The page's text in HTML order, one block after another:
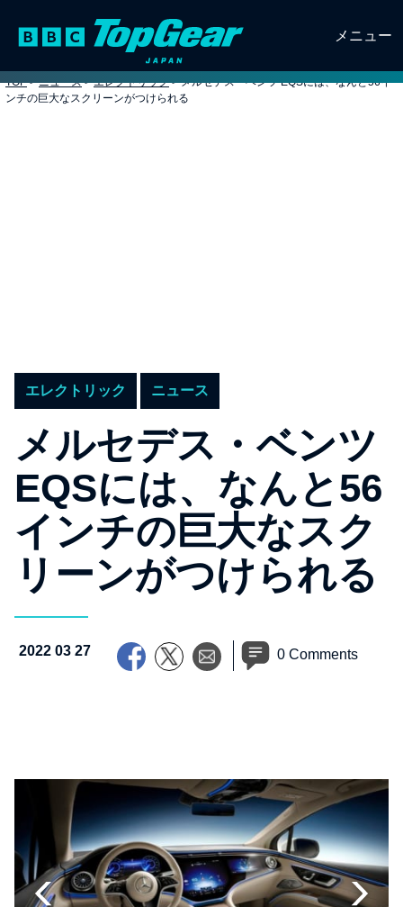
メニュー
TOP > ニュース > エレクトリック > メルセデス・ベンツ EQSには、なんと56イ
ンチの巨大なスクリーンがつけられる
エレクトリック ニュース
メルセデス・ベンツ
EQSには、なんと56
インチの巨大なスク
リーンがつけられる
2022 03 27 0 Comments